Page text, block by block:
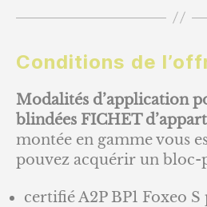
Conditions de
Modalités d’application
blindées FICHET
montée en gamme vous
pouvez acquérir un
certifié A2P BP1 Foxeo